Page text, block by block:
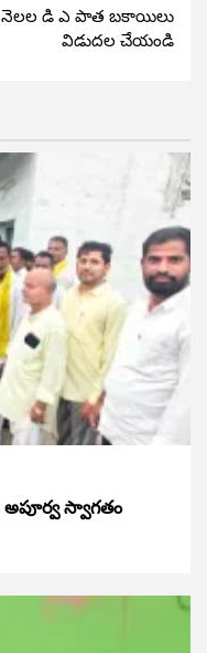
నెలల డి ఎ పాత బకాయిలు
విడుదల చేయండి
అపూర్వ స్వాగతం